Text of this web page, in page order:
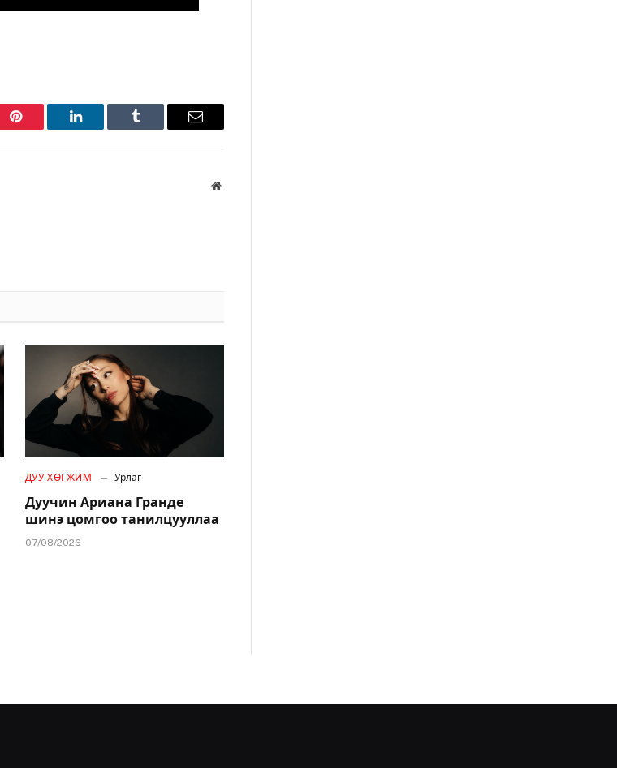
Pinterest LinkedIn Tumblr Имэйл
Вэбсайт
ДУУ ХӨГЖИМ Урлаг
Дуучин Ариана Гранде
шинэ цомгоо танилцууллаа
07/08/2026